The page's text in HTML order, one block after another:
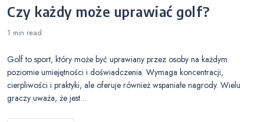
Czy każdy może uprawiać golf?
1 min read
Golf to sport, który może być uprawiany przez osoby na każdym
poziomie umiejętności i doświadczenia. Wymaga koncentracji,
cierpliwości i praktyki, ale oferuje również wspaniałe nagrody. Wielu
graczy uważa, że jest…